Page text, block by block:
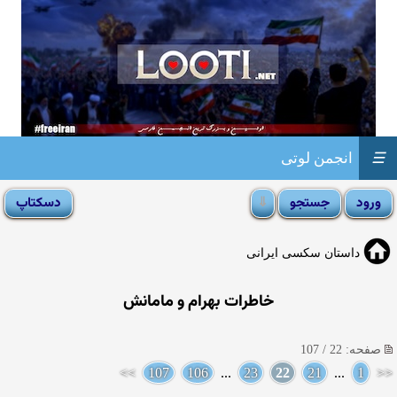
انجمن لوتی ☰
داستان سکسی ایرانی
خاطرات بهرام و مامانش
صفحه: 22 / 107
<<
1
...
21
22
23
...
106
107
>>